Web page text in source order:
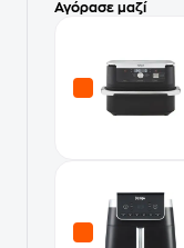
Αγόρασε μαζί